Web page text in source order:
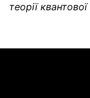
теорії